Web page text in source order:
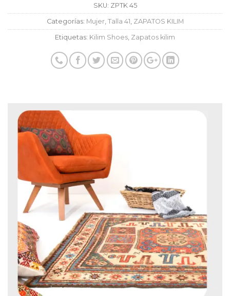
SKU: ZPTK 45
Categorías: Mujer, Talla 41, ZAPATOS KILIM
Etiquetas: Kilim Shoes, Zapatos kilim